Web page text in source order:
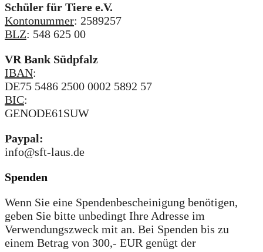
Schüler für Tiere e.V.
Kontonummer: 2589257
BLZ: 548 625 00
VR Bank Südpfalz
IBAN:
DE75 5486 2500 0002 5892 57
BIC:
GENODE61SUW
Paypal:
info@sft-laus.de
Spenden
Wenn Sie eine Spendenbescheinigung benötigen,
geben Sie bitte unbedingt Ihre Adresse im
Verwendungszweck mit an. Bei Spenden bis zu
einem Betrag von 300,- EUR genügt der